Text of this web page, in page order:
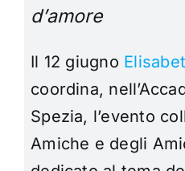
d’amore
Il 12 giugno
coordina,
Spezia, l’evento
Amiche e degli